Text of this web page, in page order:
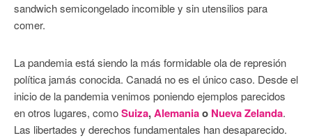
sandwich semicongelado incomible y sin utensilios para
comer.
La pandemia está siendo la más formidable ola de represión
política jamás conocida. Canadá no es el único caso. Desde el
inicio de la pandemia venimos poniendo ejemplos parecidos
en otros lugares, comoSuiza,Alemaniao Nueva Zelanda.
Las libertades y derechos fundamentales han desaparecido.